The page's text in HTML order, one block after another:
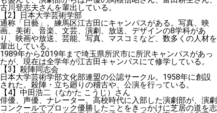
古川登志夫さんを輩出している。
【2】日本大学芸術学部
通称「日藝」。練馬区江古田にキャンパスがある。写真、映
画、美術、音楽、文芸、演劇、放送、デザインの8学科があ
り、映画や放送、芸能、写真、マスコミなど、数多くの人材を
輩出している。
1989年から2019年まで埼玉県所沢市に所沢キャンパスがあっ
たが、現在は全学年が江古田キャンパスにて修学している。
【3】殺陣同志会
日本大学芸術学部文化部連盟の公認サークル。1958年に創設
された。殺陣・立ち廻りの稽古や、公演を行っている。
【4】中田浩二（なかた こうじ）さん
俳優、声優、ナレーター。高校時代に入部した演劇部が、演劇
コンクールでブロック優勝したことをきっかけに芝居の道を志